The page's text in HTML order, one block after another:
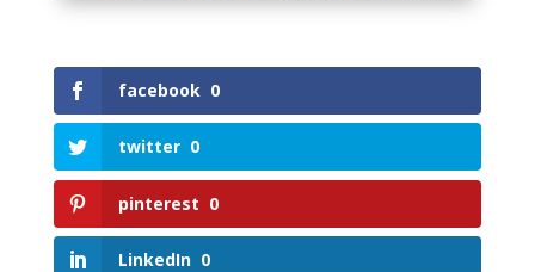
facebook 0
twitter 0
pinterest 0
LinkedIn 0